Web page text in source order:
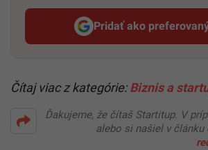
Pridať ako Startitup,
Čítaj viac z kategórie:Biznis a
Ďakujeme, že čítaš Startitup. V
alebo si našiel v článku